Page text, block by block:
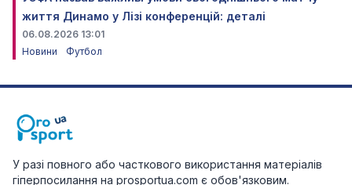
життя Динамо у Лізі конференцій: деталі
06.08.2026 13:01
Новини
Футбол
У разі повного або часткового використання матеріалів
гіперпосилання на prosportua.com є обов'язковим.